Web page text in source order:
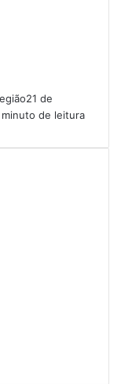
21 de
minuto de leitura